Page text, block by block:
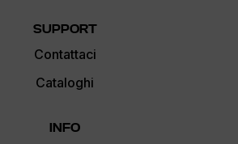
SUPPORT
Contattaci
Cataloghi
INFO